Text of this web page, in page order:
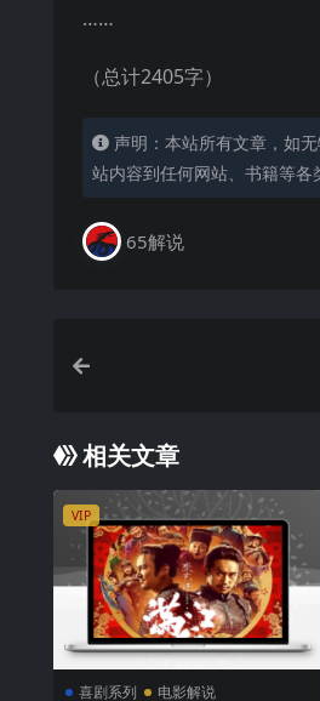
……
（总计2405字）
声明：本站所有文章，如
站内容到任何网站、书籍等各
65解说
相关文章
VIP
喜剧系列 电影解说